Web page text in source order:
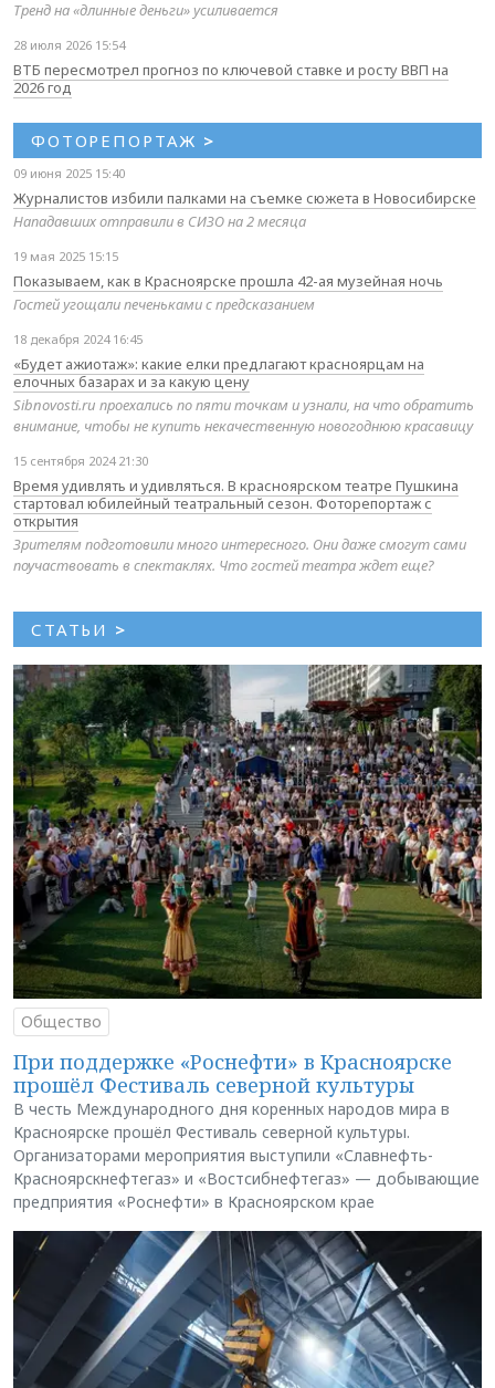
Тренд на «длинные деньги» усиливается
28 июля 2026 15:54
ВТБ пересмотрел прогноз по ключевой ставке и росту ВВП на
2026 год
ФОТОРЕПОРТАЖ >
09 июня 2025 15:40
Журналистов избили палками на съемке сюжета в Новосибирске
Нападавших отправили в СИЗО на 2 месяца
19 мая 2025 15:15
Показываем, как в Красноярске прошла 42-ая музейная ночь
Гостей угощали печеньками с предсказанием
18 декабря 2024 16:45
«Будет ажиотаж»: какие елки предлагают красноярцам на
елочных базарах и за какую цену
Sibnovosti.ru проехались по пяти точкам и узнали, на что обратить
внимание, чтобы не купить некачественную новогоднюю красавицу
15 сентября 2024 21:30
Время удивлять и удивляться. В красноярском театре Пушкина
стартовал юбилейный театральный сезон. Фоторепортаж с
открытия
Зрителям подготовили много интересного. Они даже смогут сами
поучаствовать в спектаклях. Что гостей театра ждет еще?
СТАТЬИ >
Общество
При поддержке «Роснефти» в Красноярске
прошёл Фестиваль северной культуры
В честь Международного дня коренных народов мира в
Красноярске прошёл Фестиваль северной культуры.
Организаторами мероприятия выступили «Славнефть-
Красноярскнефтегаз» и «Востсибнефтегаз» — добывающие
предприятия «Роснефти» в Красноярском крае